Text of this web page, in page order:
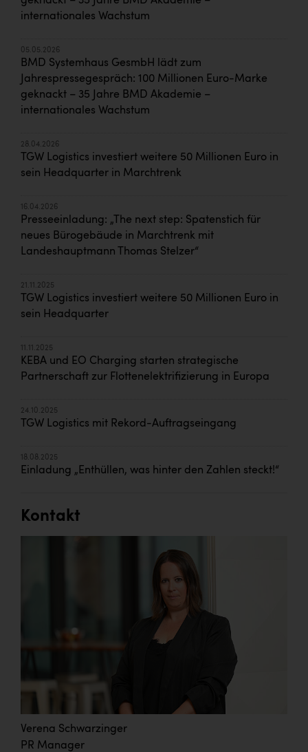
internationales Wachstum
05.05.2026
BMD Systemhaus GesmbH lädt zum
Jahrespressegespräch: 100 Millionen Euro-Marke
geknackt – 35 Jahre BMD Akademie –
internationales Wachstum
28.04.2026
TGW Logistics investiert weitere 50 Millionen Euro in
sein Headquarter in Marchtrenk
16.04.2026
Presseeinladung: „The next step: Spatenstich für
neues Bürogebäude in Marchtrenk mit
Landeshauptmann Thomas Stelzer“
21.11.2025
TGW Logistics investiert weitere 50 Millionen Euro in
sein Headquarter
11.11.2025
KEBA und EO Charging starten strategische
Partnerschaft zur Flottenelektrifizierung in Europa
24.10.2025
TGW Logistics mit Rekord-Auftragseingang
18.08.2025
Einladung „Enthüllen, was hinter den Zahlen steckt!“
Kontakt
Verena Schwarzinger
PR Manager